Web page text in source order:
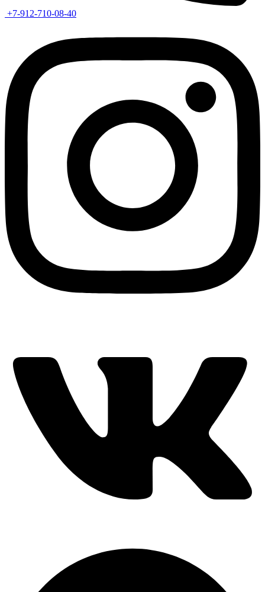
+7-912-710-08-40